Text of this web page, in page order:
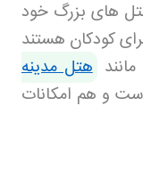
های بزرگ خود
کودکان هستند
مانند هتل مدینه
و هم امکانات